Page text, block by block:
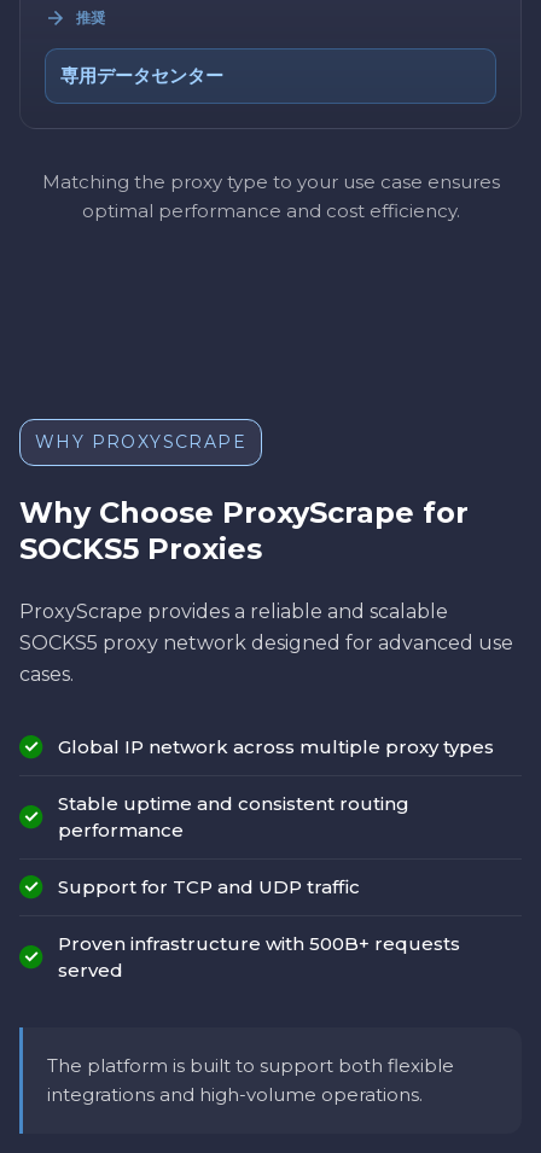
推奨
専用データセンター
Matching the proxy type to your use case ensures
optimal performance and cost efficiency.
WHY PROXYSCRAPE
Why Choose ProxyScrape for
SOCKS5 Proxies
ProxyScrape provides a reliable and scalable
SOCKS5 proxy network designed for advanced use
cases.
Global IP network across multiple proxy types
Stable uptime and consistent routing
performance
Support for TCP and UDP traffic
Proven infrastructure with 500B+ requests
served
The platform is built to support both flexible
integrations and high-volume operations.